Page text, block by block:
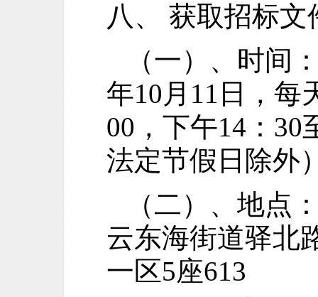
八、 获取招标文
（一）、时间
年10月11 日，每
00，下午14：30
法定节假日除外
（二）、地点
云东海街道驿北
一区5座613